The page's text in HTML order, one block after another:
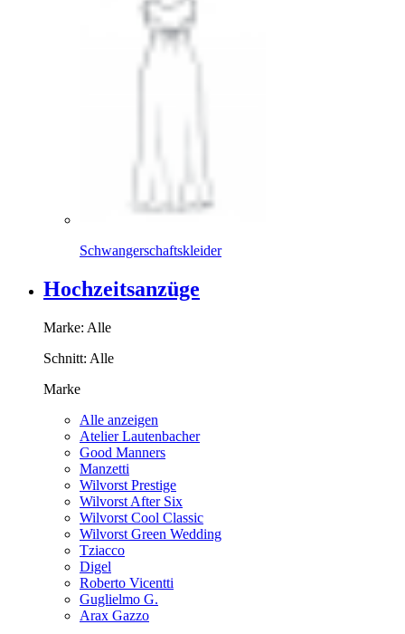
Schwangerschaftskleider
Hochzeitsanzüge
Marke: Alle
Schnitt: Alle
Marke
Alle anzeigen
Atelier Lautenbacher
Good Manners
Manzetti
Wilvorst Prestige
Wilvorst After Six
Wilvorst Cool Classic
Wilvorst Green Wedding
Tziacco
Digel
Roberto Vicentti
Guglielmo G.
Arax Gazzo